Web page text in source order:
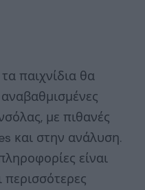
παιχνίδια θα
με πιθανές
και στην ανάλυση.
είναι
περισσότερες